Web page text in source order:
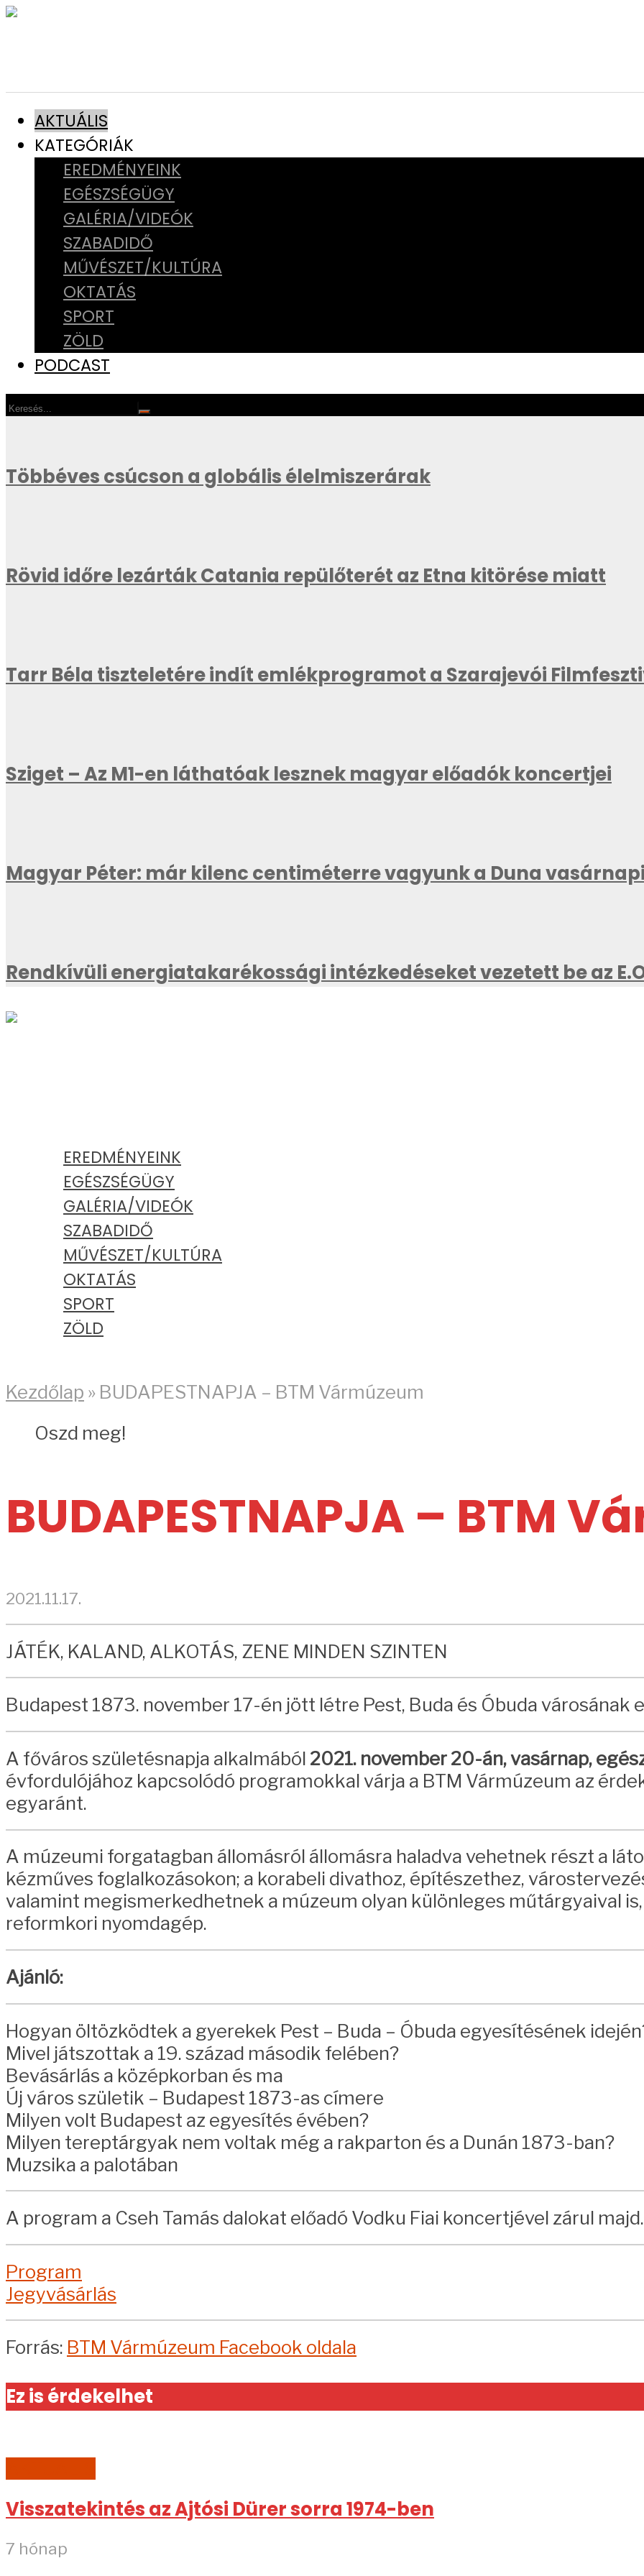
AKTUÁLIS
KATEGÓRIÁK
EREDMÉNYEINK
EGÉSZSÉGÜGY
GALÉRIA/VIDEÓK
SZABADIDŐ
MŰVÉSZET/KULTÚRA
OKTATÁS
SPORT
ZÖLD
PODCAST
Többéves csúcson a globális élelmiszerárak
Rövid időre lezárták Catania repülőterét az Etna kitörése miatt
Tarr Béla tiszteletére indít emlékprogramot a Szarajevói
Sziget – Az M1-en láthatóak lesznek magyar előadók koncertjei
Magyar Péter: már kilenc centiméterre vagyunk a Duna
Rendkívüli energiatakarékossági intézkedéseket vezetett be az
EREDMÉNYEINK
EGÉSZSÉGÜGY
GALÉRIA/VIDEÓK
SZABADIDŐ
MŰVÉSZET/KULTÚRA
OKTATÁS
SPORT
ZÖLD
Kezdőlap » BUDAPESTNAPJA – BTM Vármúzeum
Oszd meg!
BUDAPESTNAPJA – BTM
2021.11.17.
JÁTÉK, KALAND, ALKOTÁS, ZENE MINDEN SZINTEN
Budapest 1873. november 17-én jött létre Pest, Buda és Óbuda városának
A főváros születésnapja alkalmából 2021. november 20-án, vasárnap,
évfordulójához kapcsolódó programokkal várja a BTM Vármúzeum az
egyaránt.
A múzeumi forgatagban állomásról állomásra haladva vehetnek részt a
kézműves foglalkozásokon; a korabeli divathoz, építészethez,
valamint megismerkedhetnek a múzeum olyan különleges műtárgyaival
reformkori nyomdagép.
Ajánló:
Hogyan öltözködtek a gyerekek Pest – Buda – Óbuda egyesítésének
Mivel játszottak a 19. század második felében?
Bevásárlás a középkorban és ma
Új város születik – Budapest 1873-as címere
Milyen volt Budapest az egyesítés évében?
Milyen tereptárgyak nem voltak még a rakparton és a Dunán 1873-ban?
Muzsika a palotában
A program a Cseh Tamás dalokat előadó Vodku Fiai koncertjével zárul majd.
Program
Jegyvásárlás
Forrás: BTM Vármúzeum Facebook oldala
Ez is érdekelhet
Visszatekintés az Ajtósi Dürer sorra 1974-ben
7 hónap